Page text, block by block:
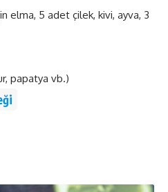
elma, 5 adet çilek, kivi, ayva, 3
papatya vb.)